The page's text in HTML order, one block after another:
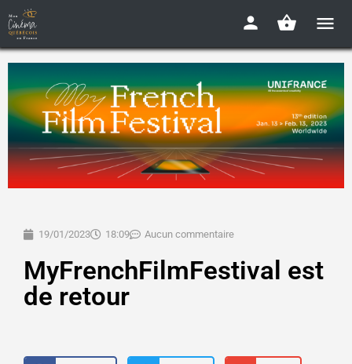
19/01/2023 18:09 Aucun commentaire
MyFrenchFilmFestival est
de retour